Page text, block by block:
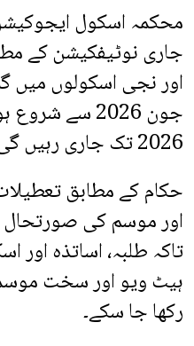
محکمہ اسکول
جاری نوٹیفکیشن کے
اور نجی اسکولوں میں
2026 تک جاری رہیں گی۔
حکام کے مطابق
اور موسم کی صورتحال
تاکہ طلبہ، اساتذہ اور
ہیٹ ویو اور سخت
رکھا جا سکے۔